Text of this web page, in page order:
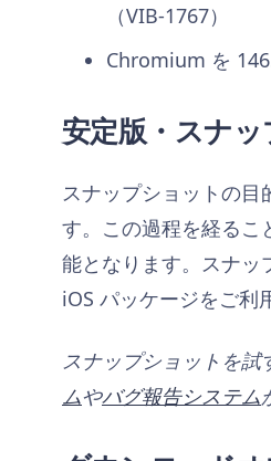
（VIB-1767）
Chromium を
安定版・スナ
スナップショットの
す。この過程を経るこ
能となります。スナッ
iOS パッケージをご利
スナップショットを
ムやバグ報告システム